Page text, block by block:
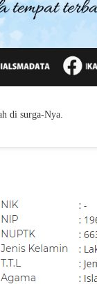
di surga-Nya.